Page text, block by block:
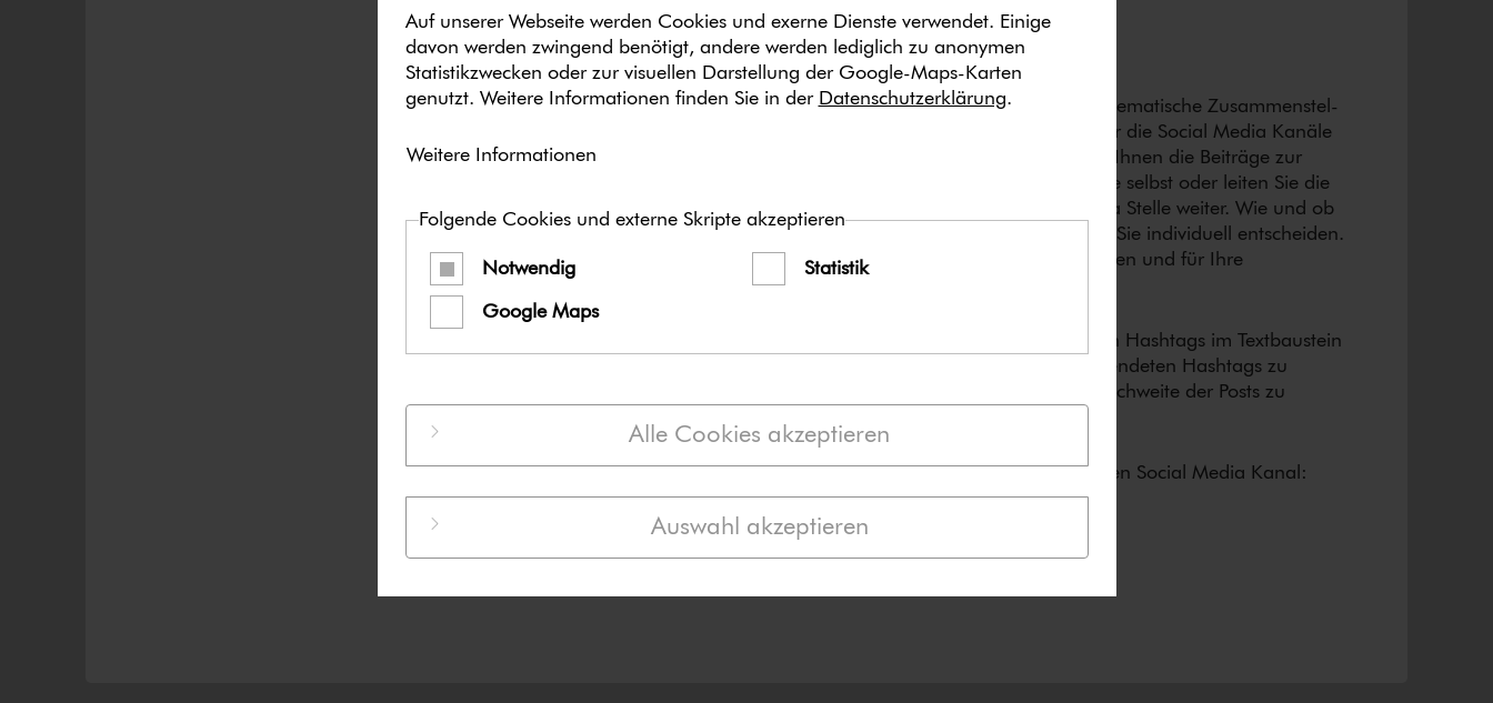
Auf unserer Webseite werden Cookies und exerne Dienste verwendet. Einige
davon werden zwingend benötigt, andere werden lediglich zu anonymen
Statistikzwecken oder zur visuellen Darstellung der Google-Maps-Karten
genutzt. Weitere Informationen finden Sie in der Datenschutzerklärung.
Weitere Informationen
Folgende Cookies und externe Skripte akzeptieren
Notwendig Statistik
Google Maps
Alle Cookies akzeptieren
Auswahl akzeptieren
Inhalt
Das Medienpaket „Mobbing“ ist eine thematische Zu­sam­men­stel­
lung aus Bild- und/ oder Textpostings für die Social Media Kanäle
Facebook, Instagram und X. Wir stellen Ihnen die Beiträge zur
freien Verfügung bereit. Nutzen Sie diese selbst oder leiten Sie die
Postings an Ihre zuständige Social Media Stelle weiter. Wie und ob
Sie die Beiträge ver­öf­fent­li­chen, können Sie individuell entscheiden.
Texte und Hashtags können Sie frei nutzen und für Ihre
Anforderungen anpassen.
Wir empfehlen den/die vor­ge­schla­ge­nen Hashtags im Textbaustein
zusätzlich zu den von Ihnen selbst verwendeten Hashtags zu
verwenden, um so eine gemeinsame Reichweite der Posts zu
Taggen Sie auch gerne unseren jeweiligen Social Media Kanal: